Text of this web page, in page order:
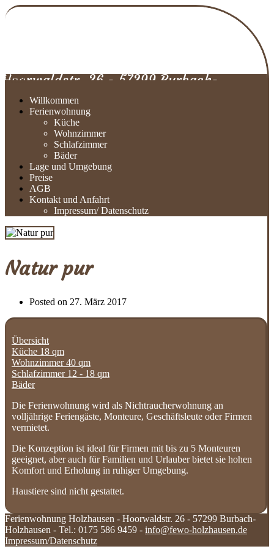
Ferienwohnung
Hoorwaldstr. 26 - 57299 Burbach-
Holzhausen (5 Personen)
Menu
Willkommen
Ferienwohnung
Küche
Wohnzimmer
Schlafzimmer
Bäder
Lage und Umgebung
Preise
AGB
Kontakt und Anfahrt
Impressum/ Datenschutz
Natur pur
Posted on 27. März 2017
Übersicht
Küche 18 qm
Wohnzimmer 40 qm
Schlafzimmer 12 - 18 qm
Bäder
Die Ferienwohnung wird als Nichtraucherwohnung an
volljährige Feriengäste, Monteure, Geschäftsleute oder Firmen
vermietet.
Die Konzeption ist ideal für Firmen mit bis zu 5 Monteuren
geeignet, aber auch für Familien und Urlauber bietet sie hohen
Komfort und Erholung in ruhiger Umgebung.
Haustiere sind nicht gestattet.
Ferienwohnung Holzhausen - Hoorwaldstr. 26 - 57299 Burbach-
Holzhausen - Tel.: 0175 586 9459 - info@fewo-holzhausen.de
Impressum/Datenschutz